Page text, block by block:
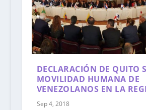
DECLARACIÓN DE QUITO
MOVILIDAD HUMANA DE
VENEZOLANOS EN LA
Sep 4, 2018